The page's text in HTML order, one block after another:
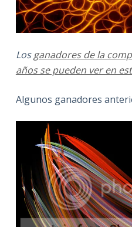
Losganadores de la
años se pueden ver en
Algunos ganadores